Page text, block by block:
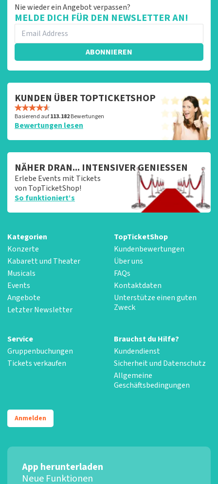
Nie wieder ein Angebot verpassen?
MELDE DICH FÜR DEN NEWSLETTER AN!
ABONNIEREN
KUNDEN ÜBER TOPTICKETSHOP
Basierend auf113.182Bewertungen
Bewertungen lesen
NÄHER DRAN... INTENSIVER GENIESSEN
Erlebe Events mit Tickets
von TopTicketShop!
So funktioniert‘s
Kategorien
Konzerte
Kabarett und Theater
Musicals
Events
Angebote
Letzter Newsletter
TopTicketShop
Kundenbewertungen
Über uns
FAQs
Kontaktdaten
Unterstütze einen guten
Zweck
Service
Gruppenbuchungen
Tickets verkaufen
Brauchst du Hilfe?
Kundendienst
Sicherheit und Datenschutz
Allgemeine
Geschäftsbedingungen
Anmelden
App herunterladen
Neue Funktionen